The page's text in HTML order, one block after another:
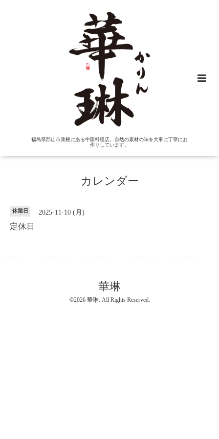
福島県郡山市菜根にある中国料理店。自然の素材の味を大事に丁寧にお
作りしています。
カレンダー
休業日 2025-11-10 (月)
定休日
華琳
©2026 華琳. All Rights Reserved.